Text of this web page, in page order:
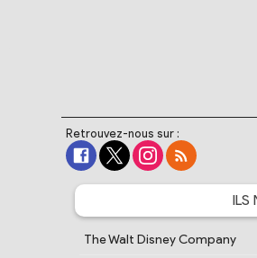
Retrouvez-nous sur :
ILS
The Walt Disney Company